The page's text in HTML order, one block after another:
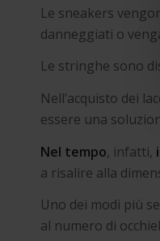
Le sneakers
danneggiati o
Le stringhe sono
Nell’acquisto dei
essere una
Nel tempo, infatti,
a risalire alla
Uno dei modi più
al numero di